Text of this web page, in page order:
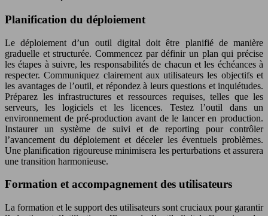
Planification du déploiement
Le déploiement d’un outil digital doit être planifié de manière
graduelle et structurée. Commencez par définir un plan qui précise
les étapes à suivre, les responsabilités de chacun et les échéances à
respecter. Communiquez clairement aux utilisateurs les objectifs et
les avantages de l’outil, et répondez à leurs questions et inquiétudes.
Préparez les infrastructures et ressources requises, telles que les
serveurs, les logiciels et les licences. Testez l’outil dans un
environnement de pré-production avant de le lancer en production.
Instaurer un système de suivi et de reporting pour contrôler
l’avancement du déploiement et déceler les éventuels problèmes.
Une planification rigoureuse minimisera les perturbations et assurera
une transition harmonieuse.
Formation et accompagnement des utilisateurs
La formation et le support des utilisateurs sont cruciaux pour garantir